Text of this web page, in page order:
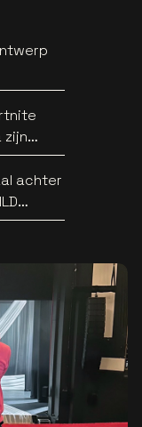
zijn
achter